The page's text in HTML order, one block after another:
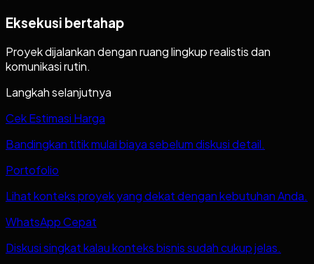
Eksekusi bertahap
Proyek dijalankan dengan ruang lingkup realistis dan
komunikasi rutin.
Langkah selanjutnya
Cek Estimasi Harga
Bandingkan titik mulai biaya sebelum diskusi detail.
Portofolio
Lihat konteks proyek yang dekat dengan kebutuhan Anda.
WhatsApp Cepat
Diskusi singkat kalau konteks bisnis sudah cukup jelas.